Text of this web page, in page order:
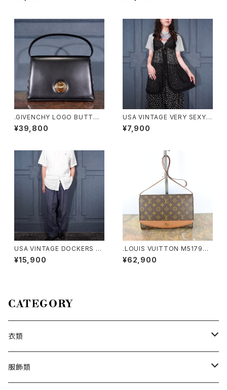
リボンレースデザイン半袖ニット
ワンピース
.GIVENCHY LOGO BUTTON
DESIGN LEATHER HAND BA
G/ジバンシィロゴボタンデザイ
¥39,800
USA VINTAGE VERY SEXY R
IBBON DESIGN LACE CAMI
SOLE/アメリカ古着リボンデザ
¥7,900
USA VINTAGE DOCKERS P
REMIUM TUCK DESIGN LIN
EN WIDE SLACKS PANTS/ア
¥15,900
.LOUIS VUITTON M51798
MI1906 MONOGRAM PATT
ERNED SHOULDER BAG MA
¥62,900
CATEGORY
衣類
トップス
服飾類